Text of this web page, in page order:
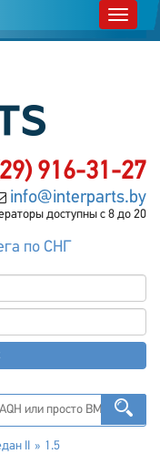
916-31-27
info@interparts.by
доступны с 8 до 20
по СНГ
II 1.5